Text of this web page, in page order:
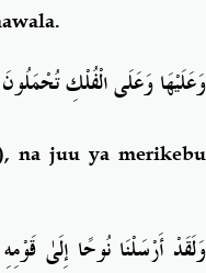
وَعَلَيْهَا وَعَلَى الْفُلْكِ تُحْمَلُونَ
na juu ya merikebu
وَلَقَدْ أَرْسَلْنَا نُوحًا إِلَىٰ